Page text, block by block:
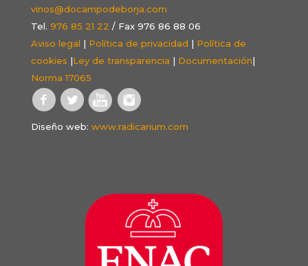
vinos@docampodeborja.com
Tel. 976 85 21 22 / Fax 976 86 88 06
Aviso legal | Política de privacidad | Política de
cookies |Ley de transparencia | Documentación|
Norma 17065
Diseño web: www.radicarium.com